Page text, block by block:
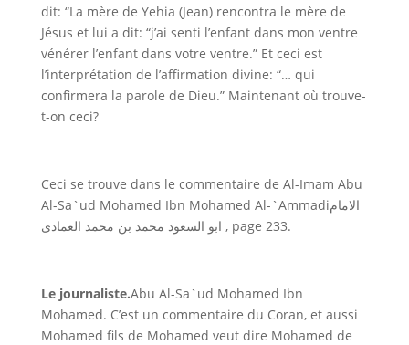
dit: “La mère de Yehia (Jean) rencontra le mère de
Jésus et lui a dit: “j’ai senti l’enfant dans mon ventre
vénérer l’enfant dans votre ventre.” Et ceci est
l’interprétation de l’affirmation divine: “… qui
confirmera la parole de Dieu.” Maintenant où trouve-
t-on ceci?
Ceci se trouve dans le commentaire de Al-Imam Abu
Al-Sa`ud Mohamed Ibn Mohamed Al-`Ammadiالامام
ابو السعود محمد بن محمد العمادى , page 233.
Le journaliste.Abu Al-Sa`ud Mohamed Ibn
Mohamed. C’est un commentaire du Coran, et aussi
Mohamed fils de Mohamed veut dire Mohamed de